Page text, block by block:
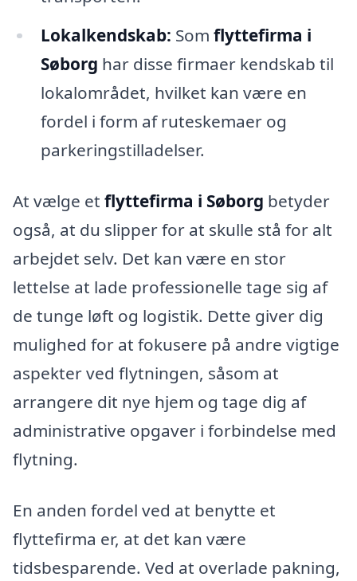
Lokalkendskab: Som flyttefirma i
Søborg har disse firmaer kendskab til
lokalområdet, hvilket kan være en
fordel i form af ruteskemaer og
parkeringstilladelser.
At vælge et flyttefirma i Søborg betyder
også, at du slipper for at skulle stå for alt
arbejdet selv. Det kan være en stor
lettelse at lade professionelle tage sig af
de tunge løft og logistik. Dette giver dig
mulighed for at fokusere på andre vigtige
aspekter ved flytningen, såsom at
arrangere dit nye hjem og tage dig af
administrative opgaver i forbindelse med
flytning.
En anden fordel ved at benytte et
flyttefirma er, at det kan være
tidsbesparende. Ved at overlade pakning,